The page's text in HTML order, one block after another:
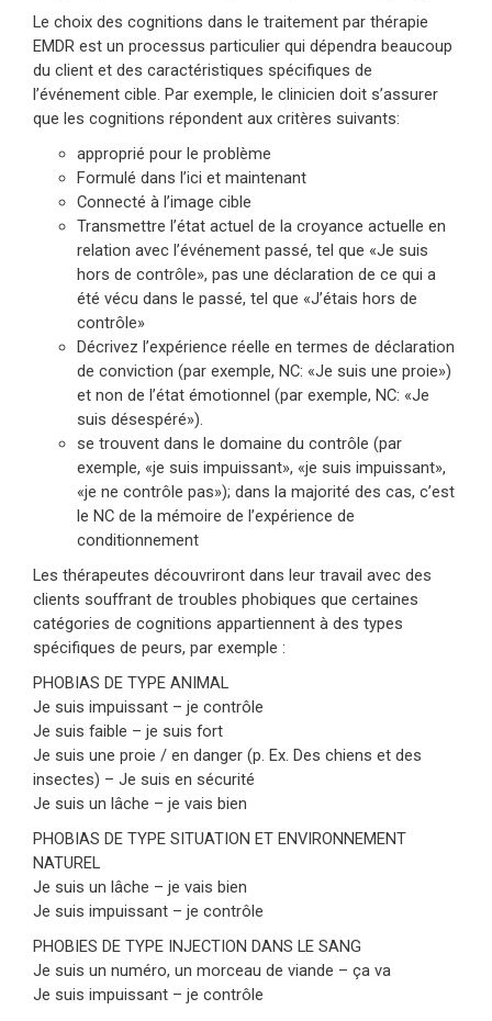
Le choix des cognitions dans le traitement par thérapie
EMDR est un processus particulier qui dépendra beaucoup
du client et des caractéristiques spécifiques de
l’événement cible. Par exemple, le clinicien doit s’assurer
que les cognitions répondent aux critères suivants:
approprié pour le problème
Formulé dans l’ici et maintenant
Connecté à l’image cible
Transmettre l’état actuel de la croyance actuelle en
relation avec l’événement passé, tel que «Je suis
hors de contrôle», pas une déclaration de ce qui a
été vécu dans le passé, tel que «J’étais hors de
contrôle»
Décrivez l’expérience réelle en termes de déclaration
de conviction (par exemple, NC: «Je suis une proie»)
et non de l’état émotionnel (par exemple, NC: «Je
suis désespéré»).
se trouvent dans le domaine du contrôle (par
exemple, «je suis impuissant», «je suis impuissant»,
«je ne contrôle pas»); dans la majorité des cas, c’est
le NC de la mémoire de l’expérience de
conditionnement
Les thérapeutes découvriront dans leur travail avec des
clients souffrant de troubles phobiques que certaines
catégories de cognitions appartiennent à des types
spécifiques de peurs, par exemple :
PHOBIAS DE TYPE ANIMAL
Je suis impuissant – je contrôle
Je suis faible – je suis fort
Je suis une proie / en danger (p. Ex. Des chiens et des
insectes) – Je suis en sécurité
Je suis un lâche – je vais bien
PHOBIAS DE TYPE SITUATION ET ENVIRONNEMENT
NATUREL
Je suis un lâche – je vais bien
Je suis impuissant – je contrôle
PHOBIES DE TYPE INJECTION DANS LE SANG
Je suis un numéro, un morceau de viande – ça va
Je suis impuissant – je contrôle